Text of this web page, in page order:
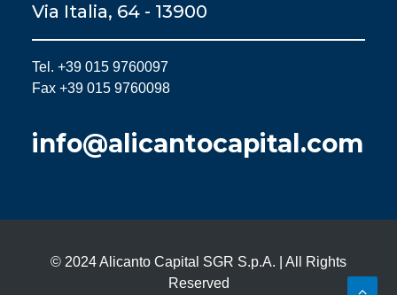
Via Italia, 64 - 13900
Tel. +39 015 9760097
Fax +39 015 9760098
info@alicantocapital.com
© 2024 Alicanto Capital SGR S.p.A. | All Rights
Reserved